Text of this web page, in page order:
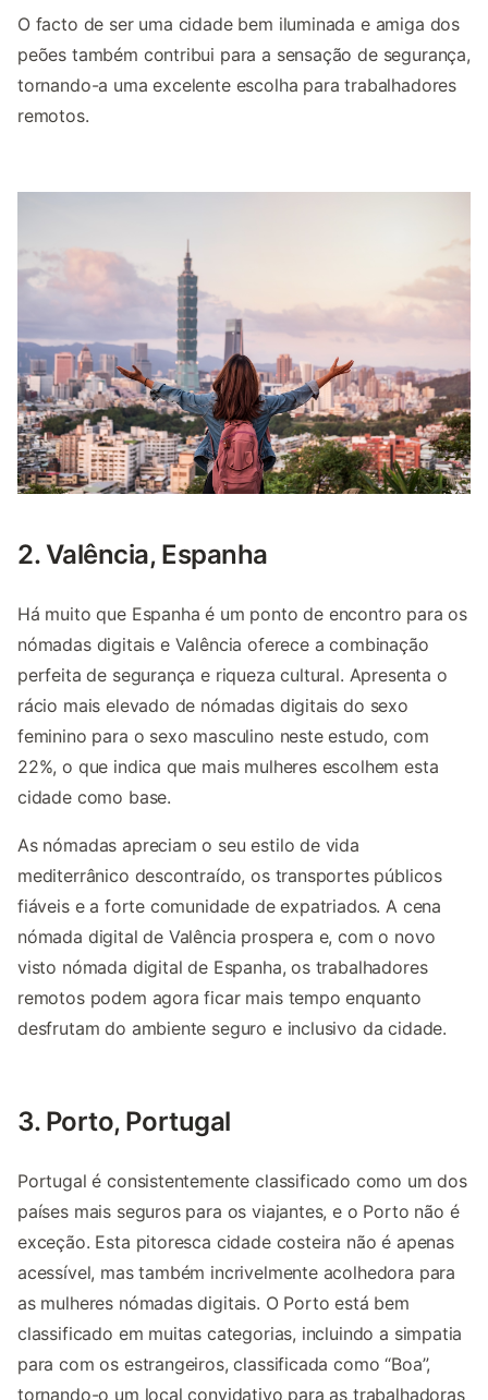
O facto de ser uma cidade bem iluminada e amiga dos
peões também contribui para a sensação de segurança,
tornando-a uma excelente escolha para trabalhadores
remotos.
2. Valência, Espanha
Há muito que Espanha é um ponto de encontro para os
nómadas digitais e Valência oferece a combinação
perfeita de segurança e riqueza cultural. Apresenta o
rácio mais elevado de nómadas digitais do sexo
feminino para o sexo masculino neste estudo, com
22%, o que indica que mais mulheres escolhem esta
cidade como base.
As nómadas apreciam o seu estilo de vida
mediterrânico descontraído, os transportes públicos
fiáveis e a forte comunidade de expatriados. A cena
nómada digital de Valência prospera e, com o novo
visto nómada digital de Espanha, os trabalhadores
remotos podem agora ficar mais tempo enquanto
desfrutam do ambiente seguro e inclusivo da cidade.
3. Porto, Portugal
Portugal é consistentemente classificado como um dos
países mais seguros para os viajantes, e o Porto não é
exceção. Esta pitoresca cidade costeira não é apenas
acessível, mas também incrivelmente acolhedora para
as mulheres nómadas digitais. O Porto está bem
classificado em muitas categorias, incluindo a simpatia
para com os estrangeiros, classificada como “Boa”,
tornando-o um local convidativo para as trabalhadoras